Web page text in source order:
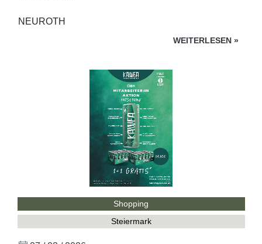
NEUROTH
WEITERLESEN »
Shopping
Steiermark